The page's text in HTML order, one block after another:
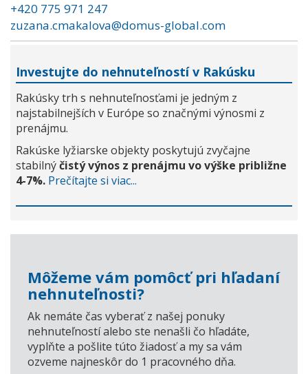
+420 775 971 247
zuzana.cmakalova@domus-global.com
Investujte do nehnuteľností v Rakúsku
Rakúsky trh s nehnuteľnosťami je jedným z
najstabilnejších v Európe so značnými výnosmi z
prenájmu.
Rakúske lyžiarske objekty poskytujú zvyčajne
stabilnýčistý výnos z prenájmu vo výške približne
4-7%. Prečítajte si viac...
Môžeme vám pomôcť pri hľadaní
nehnuteľnosti?
Ak nemáte čas vyberať z našej ponuky
nehnuteľností alebo ste nenašli čo hľadáte,
vyplňte a pošlite túto žiadosť a my sa vám
ozveme najneskôr do 1 pracovného dňa.